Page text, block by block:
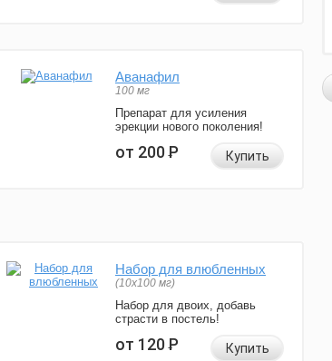
Аванафил
100 мг
Препарат для усиления
эрекции нового поколения!
от 200Р Купить
Набор для влюбленных
(10х100 мг)
Набор для двоих, добавь
страсти в постель!
от 120Р Купить